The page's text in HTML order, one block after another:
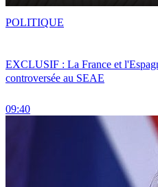
EXCLUSIF : La France et
controversée au SEAE
09:40
POLITIQUE